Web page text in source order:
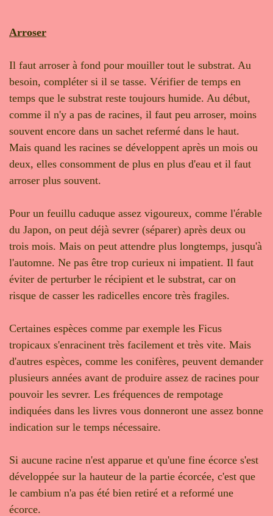
Arroser
Il faut arroser à fond pour mouiller tout le substrat. Au
besoin, compléter si il se tasse. Vérifier de temps en
temps que le substrat reste toujours humide. Au début,
comme il n'y a pas de racines, il faut peu arroser, moins
souvent encore dans un sachet refermé dans le haut.
Mais quand les racines se développent après un mois ou
deux, elles consomment de plus en plus d'eau et il faut
arroser plus souvent.
Pour un feuillu caduque assez vigoureux, comme l'érable
du Japon, on peut déjà sevrer (séparer) après deux ou
trois mois. Mais on peut attendre plus longtemps, jusqu'à
l'automne. Ne pas être trop curieux ni impatient. Il faut
éviter de perturber le récipient et le substrat, car on
risque de casser les radicelles encore très fragiles.
Certaines espèces comme par exemple les Ficus
tropicaux s'enracinent très facilement et très vite. Mais
d'autres espèces, comme les conifères, peuvent demander
plusieurs années avant de produire assez de racines pour
pouvoir les sevrer. Les fréquences de rempotage
indiquées dans les livres vous donneront une assez bonne
indication sur le temps nécessaire.
Si aucune racine n'est apparue et qu'une fine écorce s'est
développée sur la hauteur de la partie écorcée, c'est que
le cambium n'a pas été bien retiré et a reformé une
écorce.